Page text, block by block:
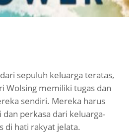
sepuluh keluarga teratas,
Wolsing memiliki tugas dan
sendiri. Mereka harus
perkasa dari keluarga-
di hati rakyat jelata.